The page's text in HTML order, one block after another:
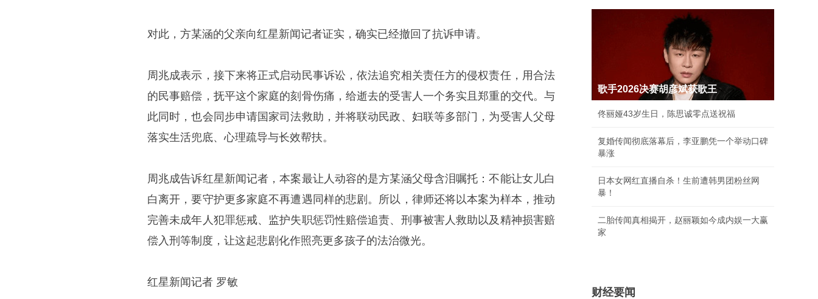
对此，方某涵的父亲向红星新闻记者证实，确实已经撤回了抗诉申请。
周兆成表示，接下来将正式启动民事诉讼，依法追究相关责任方的侵权责任，用合法
的民事赔偿，抚平这个家庭的刻骨伤痛，给逝去的受害人一个务实且郑重的交代。与
此同时，也会同步申请国家司法救助，并将联动民政、妇联等多部门，为受害人父母
落实生活兜底、心理疏导与长效帮扶。
周兆成告诉红星新闻记者，本案最让人动容的是方某涵父母含泪嘱托：不能让女儿白
白离开，要守护更多家庭不再遭遇同样的悲剧。所以，律师还将以本案为样本，推动
完善未成年人犯罪惩戒、监护失职惩罚性赔偿追责、刑事被害人救助以及精神损害赔
偿入刑等制度，让这起悲剧化作照亮更多孩子的法治微光。
红星新闻记者 罗敏
歌手2026决赛胡彦斌获歌王
佟丽娅43岁生日，陈思诚零点送祝福
复婚传闻彻底落幕后，李亚鹏凭一个举动口碑
暴涨
日本女网红直播自杀！生前遭韩男团粉丝网
暴！
二胎传闻真相揭开，赵丽颖如今成内娱一大赢
家
财经要闻